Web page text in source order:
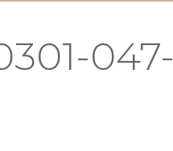
047-